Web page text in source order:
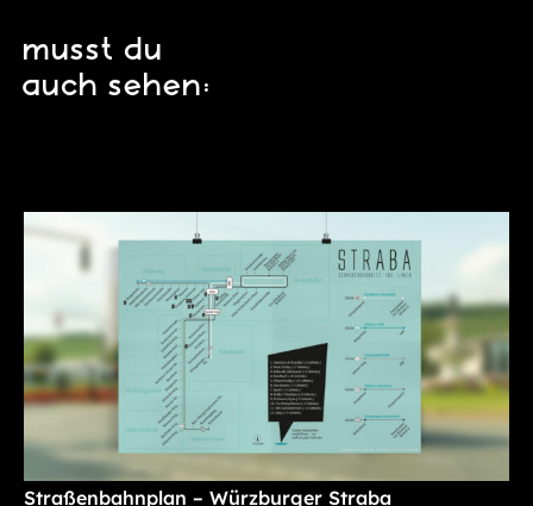
musst du
auch sehen:
Straßenbahnplan – Würzburger Straba